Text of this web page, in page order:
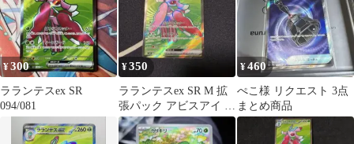
¥300
ラランテスex SR
094/081
¥350
ラランテスex SR M 拡
張パック アビスアイ キ
ラ 094/081
¥460
ぺこ様 リクエスト 3点
まとめ商品